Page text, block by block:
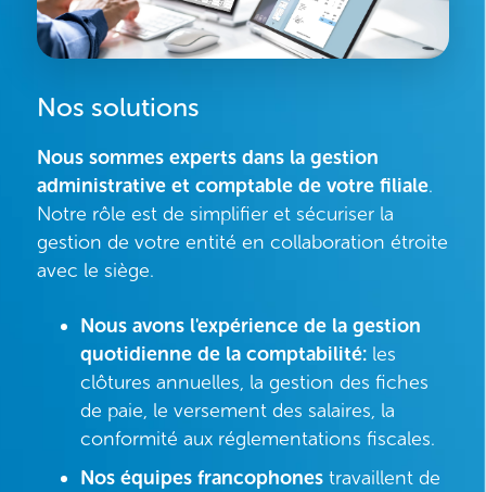
Nos solutions
Nous sommes experts dans la gestion
administrative et comptable de votre filiale.
Notre rôle est de simplifier et sécuriser la
gestion de votre entité en collaboration étroite
avec le siège.
Nous avons l'expérience de la gestion
quotidienne de la comptabilité:les
clôtures annuelles, la gestion des fiches
de paie, le versement des salaires, la
conformité aux réglementations fiscales.
Nos équipes francophonestravaillent de